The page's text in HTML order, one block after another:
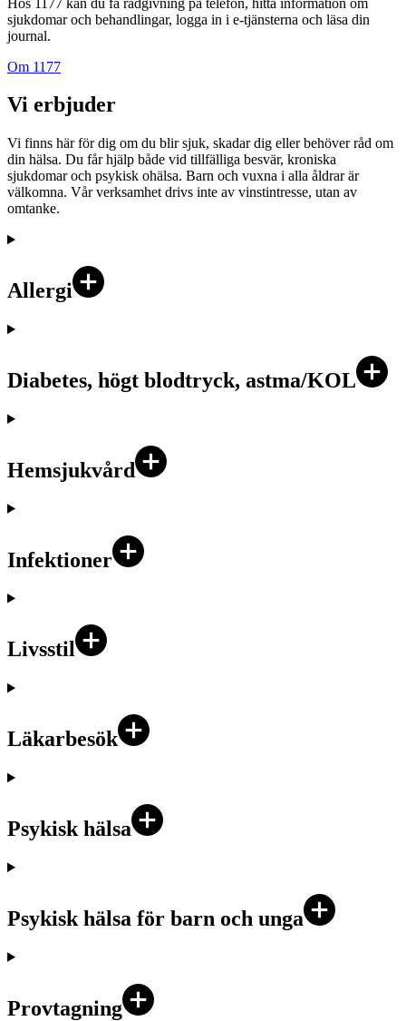
sjukdomar och behandlingar, logga in i e-tjänsterna och läsa din
journal.
Om 1177
Vi erbjuder
Vi finns här för dig om du blir sjuk, skadar dig eller behöver råd om
din hälsa. Du får hjälp både vid tillfälliga besvär, kroniska
sjukdomar och psykisk ohälsa. Barn och vuxna i alla åldrar är
välkomna. Vår verksamhet drivs inte av vinstintresse, utan av
omtanke.
Allergi
Diabetes, högt blodtryck, astma/KOL
Hemsjukvård
Infektioner
Livsstil
Läkarbesök
Psykisk hälsa
Psykisk hälsa för barn och unga
Provtagning